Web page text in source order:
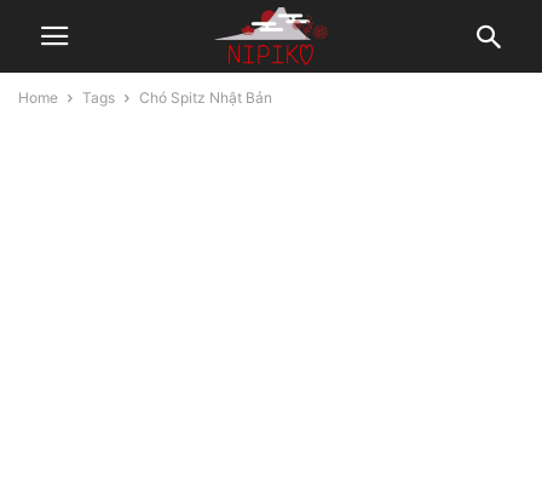
Home Tags Chó Spitz Nhật Bản